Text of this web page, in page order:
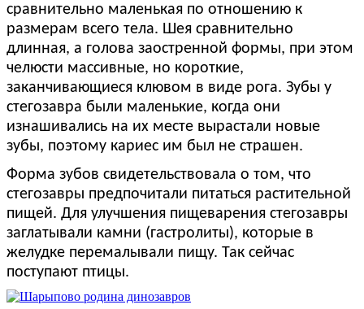
сравнительно маленькая по отношению к
размерам всего тела. Шея сравнительно
длинная, а голова заостренной формы, при этом
челюсти массивные, но короткие,
заканчивающиеся клювом в виде рога. Зубы у
стегозавра были маленькие, когда они
изнашивались на их месте вырастали новые
зубы, поэтому кариес им был не страшен.
Форма зубов свидетельствовала о том, что
стегозавры предпочитали питаться растительной
пищей. Для улучшения пищеварения стегозавры
заглатывали камни (гастролиты), которые в
желудке перемалывали пищу. Так сейчас
поступают птицы.